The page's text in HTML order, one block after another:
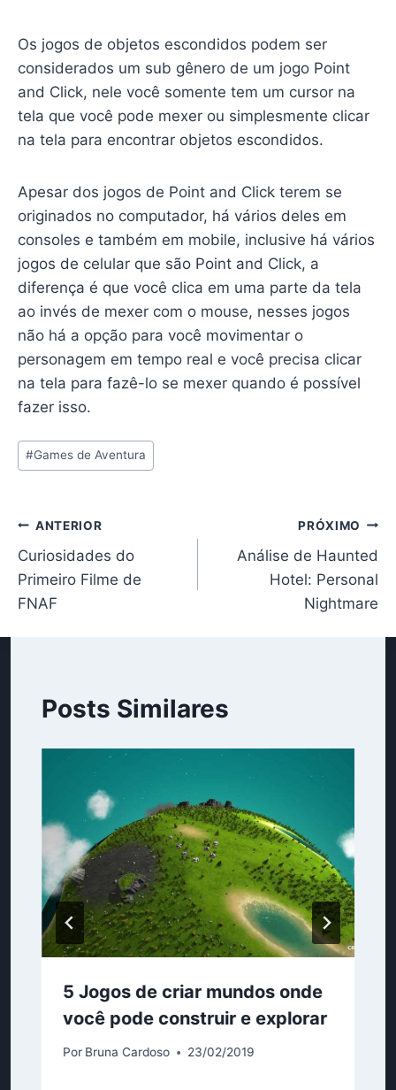
Os jogos de objetos escondidos podem ser
considerados um sub gênero de um jogo Point
and Click, nele você somente tem um cursor na
tela que você pode mexer ou simplesmente clicar
na tela para encontrar objetos escondidos.
Apesar dos jogos de Point and Click terem se
originados no computador, há vários deles em
consoles e também em mobile, inclusive há vários
jogos de celular que são Point and Click, a
diferença é que você clica em uma parte da tela
ao invés de mexer com o mouse, nesses jogos
não há a opção para você movimentar o
personagem em tempo real e você precisa clicar
na tela para fazê-lo se mexer quando é possível
fazer isso.
Tags
do
#Games de Aventura
Navegação
de
Post
ANTERIOR
Curiosidades do
Primeiro Filme de
FNAF
PRÓXIMO
Análise de Haunted
Hotel: Personal
Nightmare
Posts Similares
5 Jogos de criar mundos onde
você pode construir e explorar
Por Bruna Cardoso 23/02/2019